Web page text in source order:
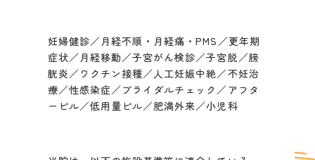
妊婦健診／月経不順・月経痛・PMS／更年期
症状／月経移動／子宮がん検診／子宮脱／膀
胱炎／ワクチン接種／人工妊娠中絶／不妊治
療／性感染症／ブライダルチェック／アフタ
ーピル／低用量ピル／肥満外来／小児科